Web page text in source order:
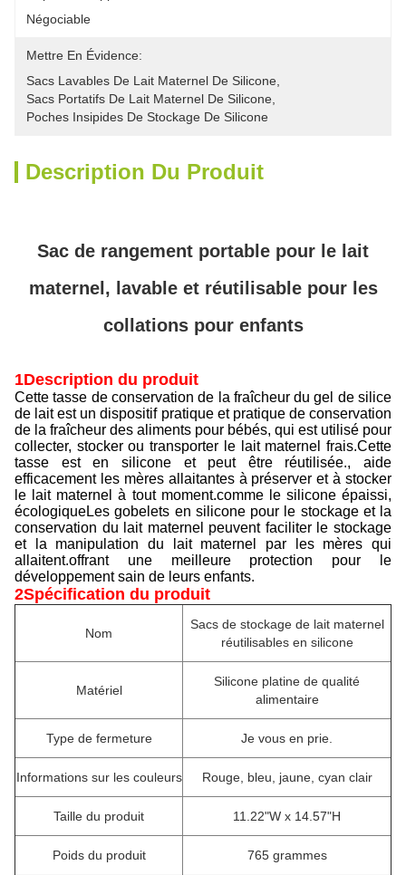
Négociable
Mettre En Évidence:
Sacs Lavables De Lait Maternel De Silicone
Sacs Portatifs De Lait Maternel De Silicone
Poches Insipides De Stockage De Silicone
Description Du Produit
Sac de rangement portable pour le lait
maternel, lavable et réutilisable pour les
collations pour enfants
1Description du produit
Cette tasse de conservation de la fraîcheur du gel de silice
de lait est un dispositif pratique et pratique de conservation
de la fraîcheur des aliments pour bébés, qui est utilisé pour
collecter, stocker ou transporter le lait maternel frais.Cette
tasse est en silicone et peut être réutilisée., aide
efficacement les mères allaitantes à préserver et à stocker
le lait maternel à tout moment.comme le silicone épaissi,
écologiqueLes gobelets en silicone pour le stockage et la
conservation du lait maternel peuvent faciliter le stockage
et la manipulation du lait maternel par les mères qui
allaitent.offrant une meilleure protection pour le
développement sain de leurs enfants.
2Spécification du produit
Nom
Sacs de stockage de lait maternel
réutilisables en silicone
Matériel
Silicone platine de qualité
alimentaire
Type de fermeture Je vous en prie.
Informations sur les couleurs Rouge, bleu, jaune, cyan clair
Taille du produit 11.22"W x 14.57"H
Poids du produit 765 grammes